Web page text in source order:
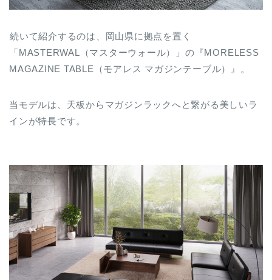
続いて紹介するのは、岡山県に拠点を置く
「MASTERWAL（マスターウォール）」の『MORELESS
MAGAZINE TABLE（モアレス マガジンテーブル）』。
当モデルは、天板からマガジンラックへと繋がる美しいラ
インが特長です。